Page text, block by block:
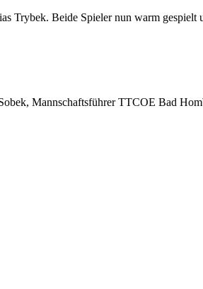
Trybek. Beide Spieler nun warm
Mannschaftsführer TTCOE Bad